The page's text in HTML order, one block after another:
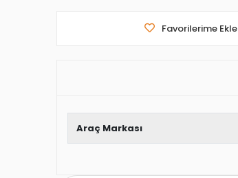
Favorilerime Ekle
Araç Markası